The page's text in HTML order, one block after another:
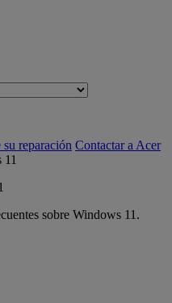
su reparación Contactar a Acer
sobre Windows 11.